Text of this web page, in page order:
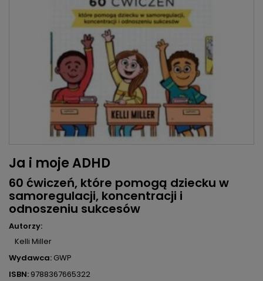
Ja i moje ADHD
60 ćwiczeń, które pomogą dziecku w
samoregulacji, koncentracji i
odnoszeniu sukcesów
Autorzy:
Kelli Miller
Wydawca: GWP
ISBN: 9788367665322